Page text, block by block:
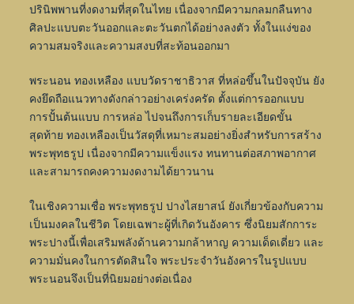
ปรินิพพานที่งดงามที่สุดในไทย เนื่องจากมีความกลมกลืนทาง
ศิลปะแบบตะวันออกและตะวันตกได้อย่างลงตัว ทั้งในแง่ของ
ความสมจริงและความสงบที่สะท้อนออกมา
พระนอน ทองเหลือง แบบวัดราชาธิวาส ที่หล่อขึ้นในปัจจุบัน ยัง
คงยึดถือแนวทางดังกล่าวอย่างเคร่งครัด ตั้งแต่การออกแบบ
การปั้นต้นแบบ การหล่อ ไปจนถึงการเก็บรายละเอียดขั้น
สุดท้าย ทองเหลืองเป็นวัสดุที่เหมาะสมอย่างยิ่งสำหรับการสร้าง
พระพุทธรูป เนื่องจากมีความแข็งแรง ทนทานต่อสภาพอากาศ
และสามารถคงความงดงามได้ยาวนาน
ในเชิงความเชื่อ พระพุทธรูป ปางไสยาสน์ ยังเกี่ยวข้องกับความ
เป็นมงคลในชีวิต โดยเฉพาะผู้ที่เกิดวันอังคาร ซึ่งนิยมสักการะ
พระปางนี้เพื่อเสริมพลังด้านความกล้าหาญ ความเด็ดเดี่ยว และ
ความมั่นคงในการตัดสินใจ พระประจำวันอังคารในรูปแบบ
พระนอนจึงเป็นที่นิยมอย่างต่อเนื่อง